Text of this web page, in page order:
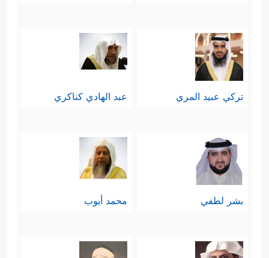
تركي عبيد المري عبد الهادي كناكري
بشر لطفي محمد أيوب